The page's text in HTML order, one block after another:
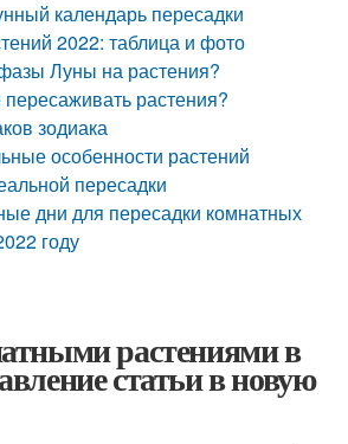
календарь пересадки
2022: таблица и фото
Луны на растения?
растения?
зодиака
особенности растений
пересадки
дни для пересадки комнатных
году
растениями в
статьи в новую